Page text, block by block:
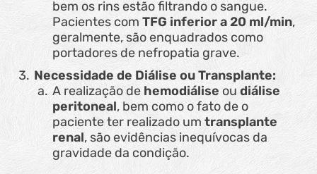
bem os rins estão filtrando o sangue.
Pacientes comTFG inferior a 20 ml/min,
geralmente, são enquadrados como
portadores de nefropatia grave.
Necessidade de Diálise ou Transplante:
A realização de hemodiálise oudiálise
peritoneal, bem como o fato de o
paciente ter realizado umtransplante
renal, são evidências inequívocas da
gravidade da condição.